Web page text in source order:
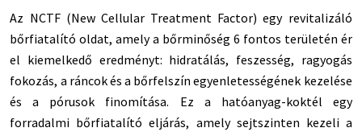
Az NCTF (New Cellular Treatment Factor) egy revitalizáló
bőrfiatalító oldat, amely a bőrminőség 6 fontos területén ér
el kiemelkedő eredményt: hidratálás, feszesség, ragyogás
fokozás, a ráncok és a bőrfelszín egyenletességének kezelése
és a pórusok finomítása. Ez a hatóanyag-koktél egy
forradalmi bőrfiatalító eljárás, amely sejtszinten kezeli a